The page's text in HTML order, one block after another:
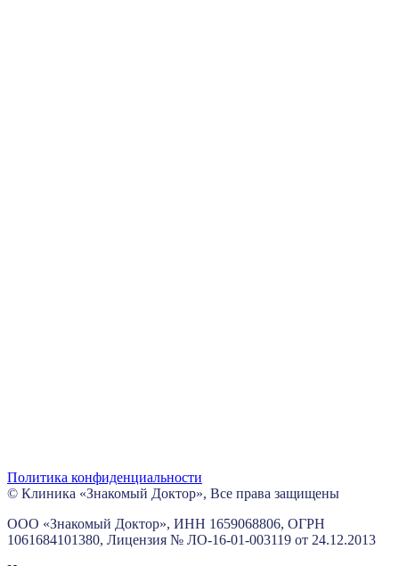
Политика конфиденциальности
© Клиника «Знакомый Доктор», Все права защищены
ООО «Знакомый Доктор», ИНН 1659068806, ОГРН
1061684101380, Лицензия № ЛО-16-01-003119 от 24.12.2013